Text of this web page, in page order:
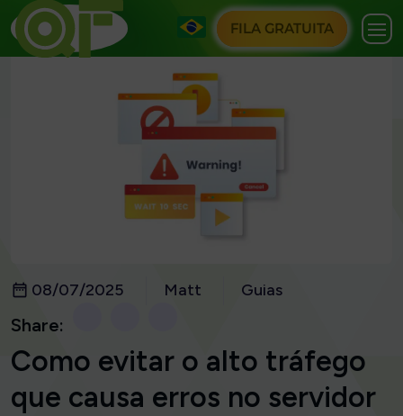
FILA GRATUITA
08/07/2025 Matt Guias
Share:
Como evitar o alto tráfego
que causa erros no servidor